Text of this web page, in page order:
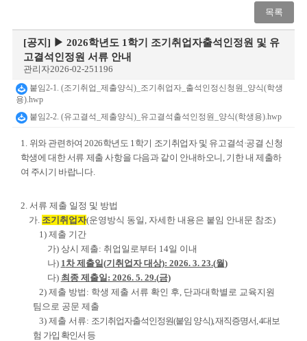
목록
[공지]
▶ 2026학년도 1학기 조기취업자출석인정원 및 유
고결석인정원 서류 안내
관리자2026-02-251196
붙임2-1. (조기취업_제출양식)_조기취업자_출석인정신청원_양식(학생
용).hwp
붙임2-2. (유고결석_제출양식)_유고결석출석인정원_양식(학생용).hwp
1. 위와 관련하여2026학년도 1학기 조기취업자 및 유고결석 ·공결 신청
학생에 대한 서류 제출 사항을 다음과 같이 안내하오니 , 기한 내 제출하
여 주시기 바랍니다.
2. 서류 제출 일정 및 방법
가. 조기취업자(운영방식 동일 자세한 내용은 붙임 안내문 참조)
1) 제출 기간
가) 상시 제출: 취업일로부터 14일 이내
나) 1 차 제출일(기취업자 대상): 2026. 3. 23.(월)
다) 최종 제출일: 2026. 5. 29.(금)
2) 제출 방법 : 학생 제출 서류 확인 후 단과대학별로 교육지원
팀으로 공문 제출
3) 제출 서류: 조기취업자출석인정원(붙임 양식), 재직증명서 , 4대보
험 가입 확인서 등